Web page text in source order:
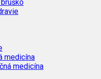
medicína
medicína